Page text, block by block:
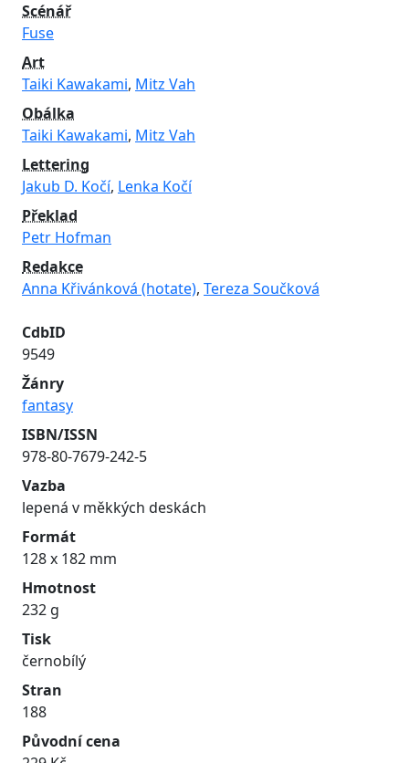
Scénář
Fuse
Art
Taiki Kawakami, Mitz Vah
Obálka
Taiki Kawakami, Mitz Vah
Lettering
Jakub D. Kočí, Lenka Kočí
Překlad
Petr Hofman
Redakce
Anna Křivánková (hotate), Tereza Součková
CdbID
9549
Žánry
fantasy
ISBN/ISSN
978-80-7679-242-5
Vazba
lepená v měkkých deskách
Formát
128 x 182 mm
Hmotnost
232 g
Tisk
černobílý
Stran
188
Původní cena